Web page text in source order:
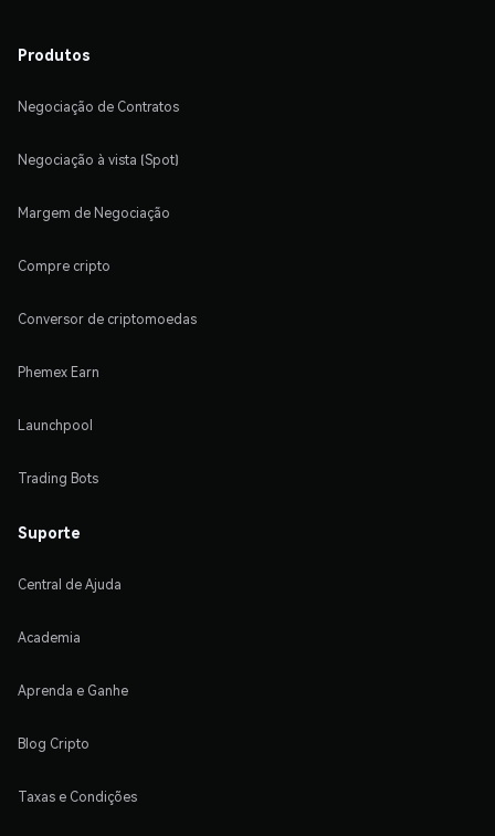
Produtos
Negociação de Contratos
Negociação à vista (Spot)
Margem de Negociação
Compre cripto
Conversor de criptomoedas
Phemex Earn
Launchpool
Trading Bots
Suporte
Central de Ajuda
Academia
Aprenda e Ganhe
Blog Cripto
Taxas e Condições